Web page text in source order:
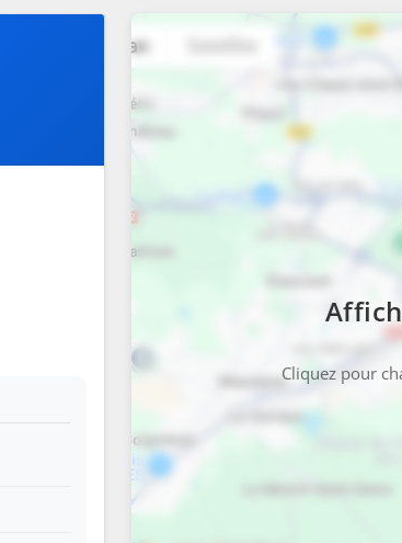
Cliquez pour